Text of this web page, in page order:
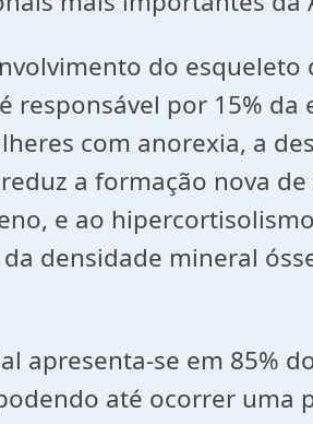
do
responsável por 15%
com anorexia, a
a formação nova
e ao
densidade mineral
apresenta-se em 85%
até ocorrer uma